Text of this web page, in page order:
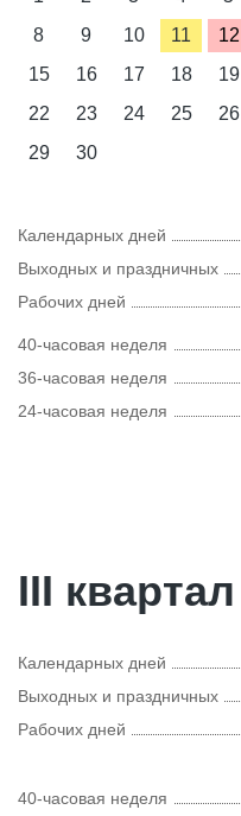
8
9 10 11 12
15
16 17 18 19
22
23 24 25 26
29
30
Календарных дней
Выходных и праздничных
Рабочих дней
40-часовая неделя
36-часовая неделя
24-часовая неделя
III квартал
Календарных дней
Выходных и праздничных
Рабочих дней
40-часовая неделя